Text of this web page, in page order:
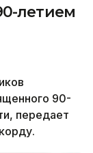
летием
90-
передает